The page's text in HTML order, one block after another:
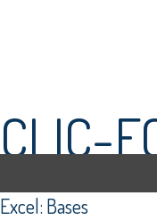
CLIC-
Excel: Bases